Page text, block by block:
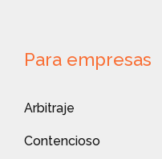
Para empresas
Arbitraje
Contencioso